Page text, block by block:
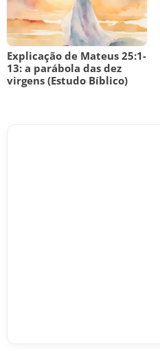
Explicação de Mateus 25:1-
13: a parábola das dez
virgens (Estudo Bíblico)